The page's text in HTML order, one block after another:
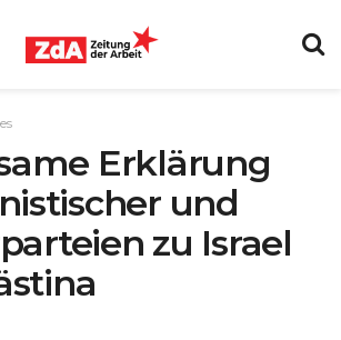
Erklärung
und
zu Israel